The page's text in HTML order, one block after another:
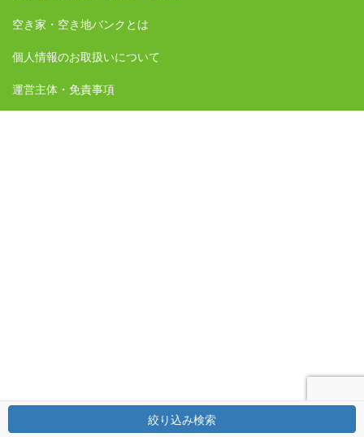
絞り込み検索
空き家・空き地バンクとは
個人情報のお取扱いについて
運営主体・免責事項